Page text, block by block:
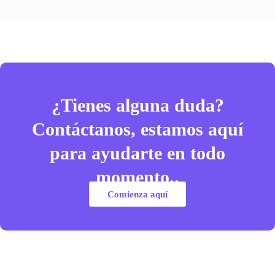
¿Tienes alguna duda?
Contáctanos, estamos aquí
para ayudarte en todo
momento..
Comienza aquí